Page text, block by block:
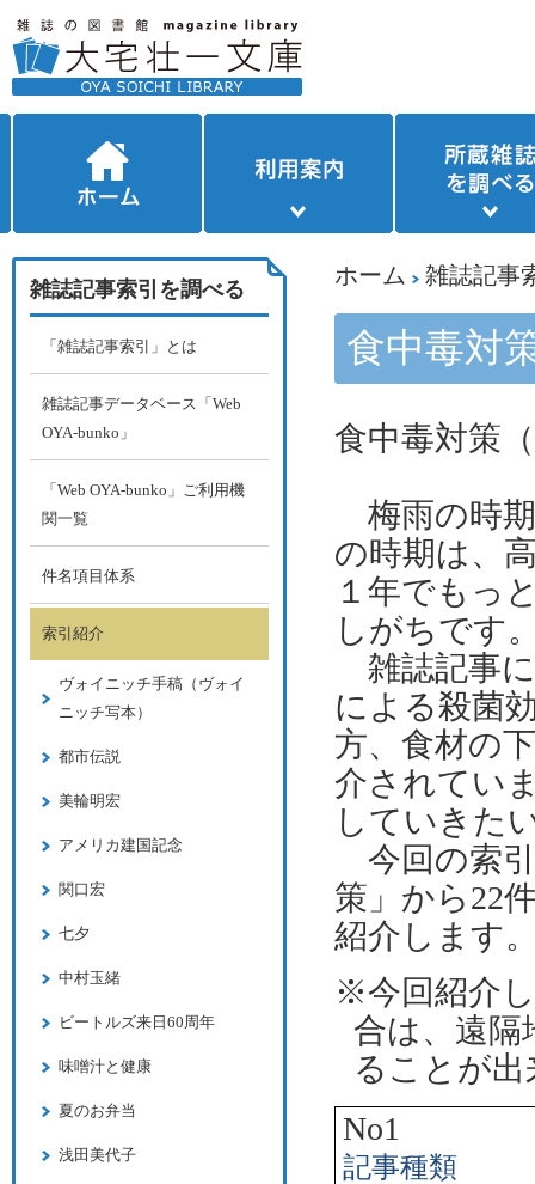
ホーム 雑誌記事
食中毒対
食中毒対策（
梅雨の時
の時期は、
１年でもっ
しがちです
雑誌記事
による殺菌
方、食材の
介されてい
していきた
今回の索
策」から22
紹介します
※今回紹介
合は、遠隔
ることが
No1
記事種類
雑誌記事索引を調べる
「雑誌記事索引」とは
雑誌記事データベース「Web
OYA-bunko」
「Web OYA-bunko」ご利用機
関一覧
件名項目体系
索引紹介
ヴォイニッチ手稿（ヴォイ
ニッチ写本）
都市伝説
美輪明宏
アメリカ建国記念
関口宏
七夕
中村玉緒
ビートルズ来日60周年
味噌汁と健康
夏のお弁当
浅田美代子